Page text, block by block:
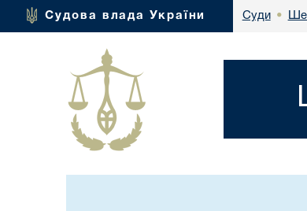
Судова влада України Суди •